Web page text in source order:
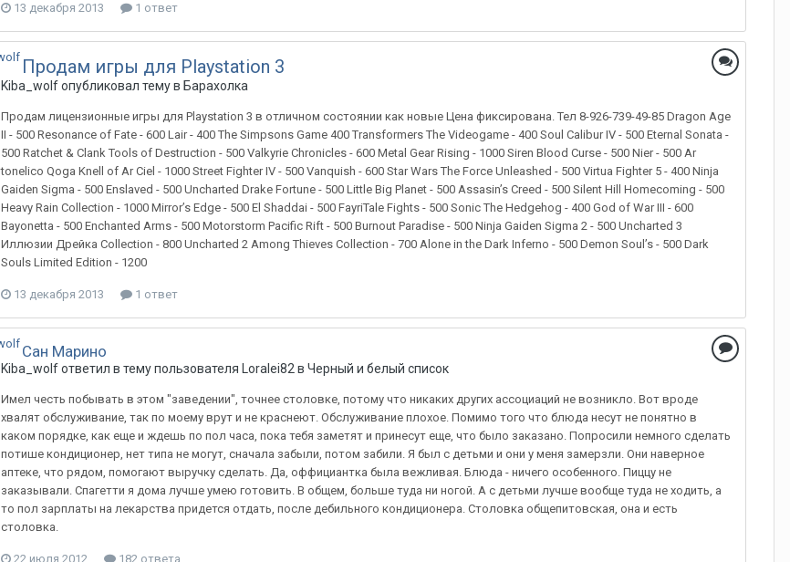
13 декабря 2013 1 ответ
Продам игры для Playstation 3
Kiba_wolfопубликовал тему в Барахолка
Продам лицензионные игры для Playstation 3 в отличном состоянии как новые Цена фиксирована. Тел 8-926-739-49-85 Dragon Age
II - 500 Resonance of Fate - 600 Lair - 400 The Simpsons Game 400 Transformers The Videogame - 400 Soul Calibur IV - 500 Eternal Sonata -
500 Ratchet & Clank Tools of Destruction - 500 Valkyrie Chronicles - 600 Metal Gear Rising - 1000 Siren Blood Curse - 500 Nier - 500 Ar
tonelico Qoga Knell of Ar Ciel - 1000 Street Fighter IV - 500 Vanquish - 600 Star Wars The Force Unleashed - 500 Virtua Fighter 5 - 400 Ninja
Gaiden Sigma - 500 Enslaved - 500 Uncharted Drake Fortune - 500 Little Big Planet - 500 Assasin’s Creed - 500 Silent Hill Homecoming - 500
Heavy Rain Collection - 1000 Mirror’s Edge - 500 El Shaddai - 500 FayriTale Fights - 500 Sonic The Hedgehog - 400 God of War III - 600
Bayonetta - 500 Enchanted Arms - 500 Motorstorm Pacific Rift - 500 Burnout Paradise - 500 Ninja Gaiden Sigma 2 - 500 Uncharted 3
Иллюзии Дрейка Collection - 800 Uncharted 2 Among Thieves Collection - 700 Alone in the Dark Inferno - 500 Demon Soul’s - 500 Dark
Souls Limited Edition - 1200
13 декабря 2013 1 ответ
Сан Марино
Kiba_wolfответил в тему пользователя Loralei82 в Черный и белый список
Имел честь побывать в этом "заведении", точнее столовке, потому что никаких других ассоциаций не возникло. Вот вроде
хвалят обслуживание, так по моему врут и не краснеют. Обслуживание плохое. Помимо того что блюда несут не понятно в
каком порядке, как еще и ждешь по пол часа, пока тебя заметят и принесут еще, что было заказано. Попросили немного сделать
потише кондиционер, нет типа не могут, сначала забыли, потом забили. Я был с детьми и они у меня замерзли. Они наверное
аптеке, что рядом, помогают выручку сделать. Да, оффициантка была вежливая. Блюда - ничего особенного. Пиццу не
заказывали. Спагетти я дома лучше умею готовить. В общем, больше туда ни ногой. А с детьми лучше вообще туда не ходить, а
то пол зарплаты на лекарства придется отдать, после дебильного кондиционера. Столовка общепитовская, она и есть
столовка.
22 июля 2012 182 ответа